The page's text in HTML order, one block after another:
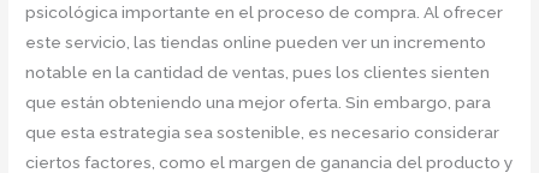
psicológica importante en el proceso de compra. Al ofrecer
este servicio, las tiendas online pueden ver un incremento
notable en la cantidad de ventas, pues los clientes sienten
que están obteniendo una mejor oferta. Sin embargo, para
que esta estrategia sea sostenible, es necesario considerar
ciertos factores, como el margen de ganancia del producto y